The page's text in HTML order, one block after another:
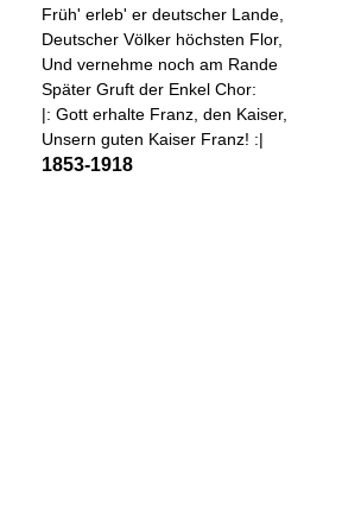
Früh' erleb' er deutscher Lande,
Deutscher Völker höchsten Flor,
Und vernehme noch am Rande
Später Gruft der Enkel Chor:
|: Gott erhalte Franz, den Kaiser,
Unsern guten Kaiser Franz! :|
1853-1918